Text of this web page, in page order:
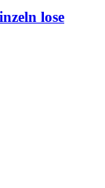
lose